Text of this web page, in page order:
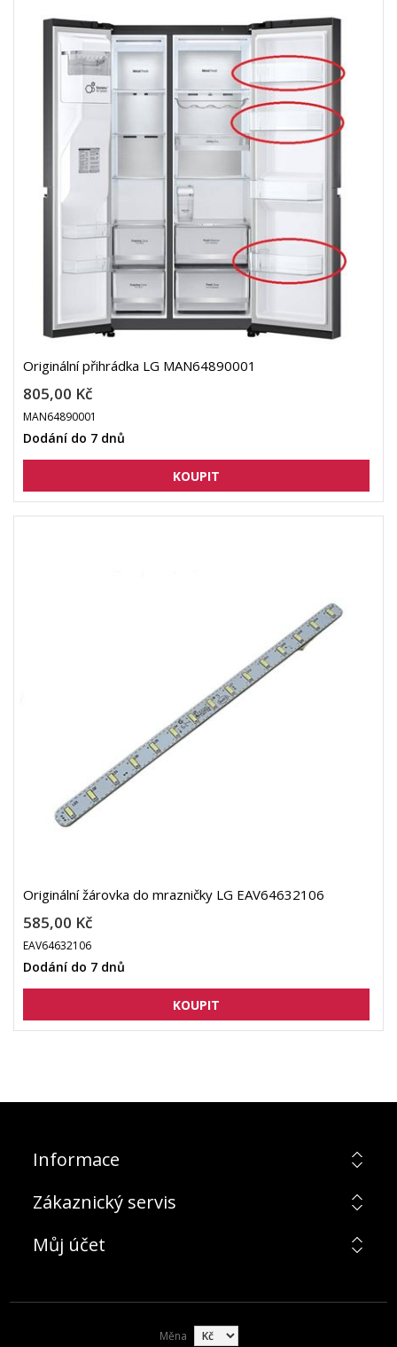
Originální přihrádka LG MAN64890001
805,00 Kč
MAN64890001
Dodání do 7 dnů
Originální žárovka do mrazničky LG EAV64632106
585,00 Kč
EAV64632106
Dodání do 7 dnů
Informace
Zákaznický servis
Můj účet
Měna